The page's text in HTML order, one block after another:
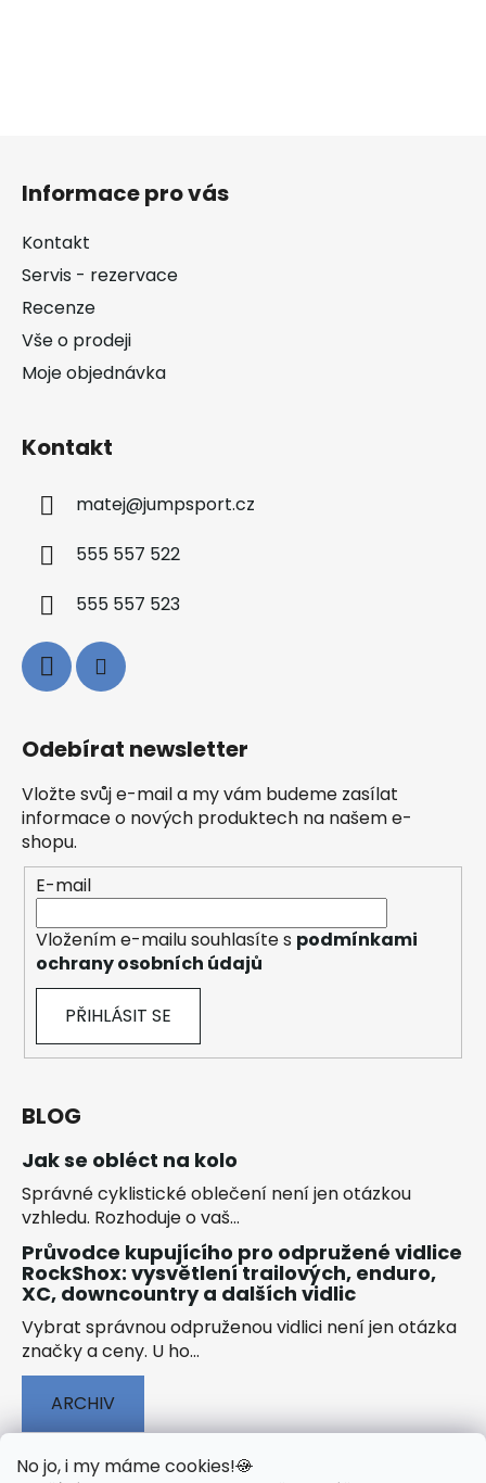
No jo, i my máme cookies!🍪
Informace pro vás
Kontakt
Servis - rezervace
Recenze
Vše o prodeji
Moje objednávka
Kontakt
matej@jumpsport.cz
555 557 522
555 557 523
Odebírat newsletter
Vložte svůj e-mail a my vám budeme zasílat
informace o nových produktech na našem e-
shopu.
E-mail
Vložením e-mailu souhlasíte s podmínkami
ochrany osobních údajů
PŘIHLÁSIT SE
BLOG
Jak se obléct na kolo
Správné cyklistické oblečení není jen otázkou
vzhledu. Rozhoduje o vaš...
Průvodce kupujícího pro odpružené vidlice
RockShox: vysvětlení trailových, enduro,
XC, downcountry a dalších vidlic
Vybrat správnou odpruženou vidlici není jen otázka
značky a ceny. U ho...
ARCHIV